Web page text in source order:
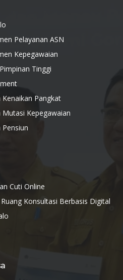
Pelayanan ASN
Kepegawaian
Tinggi
Pangkat
Kepegawaian
Cuti Online
Konsultasi Berbasis Digital